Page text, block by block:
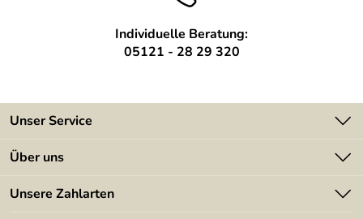
Individuelle Beratung:
05121 - 28 29 320
Unser Service
Kontakt
Kundeninformationen
Über uns
Angebote
Unsere Zahlarten